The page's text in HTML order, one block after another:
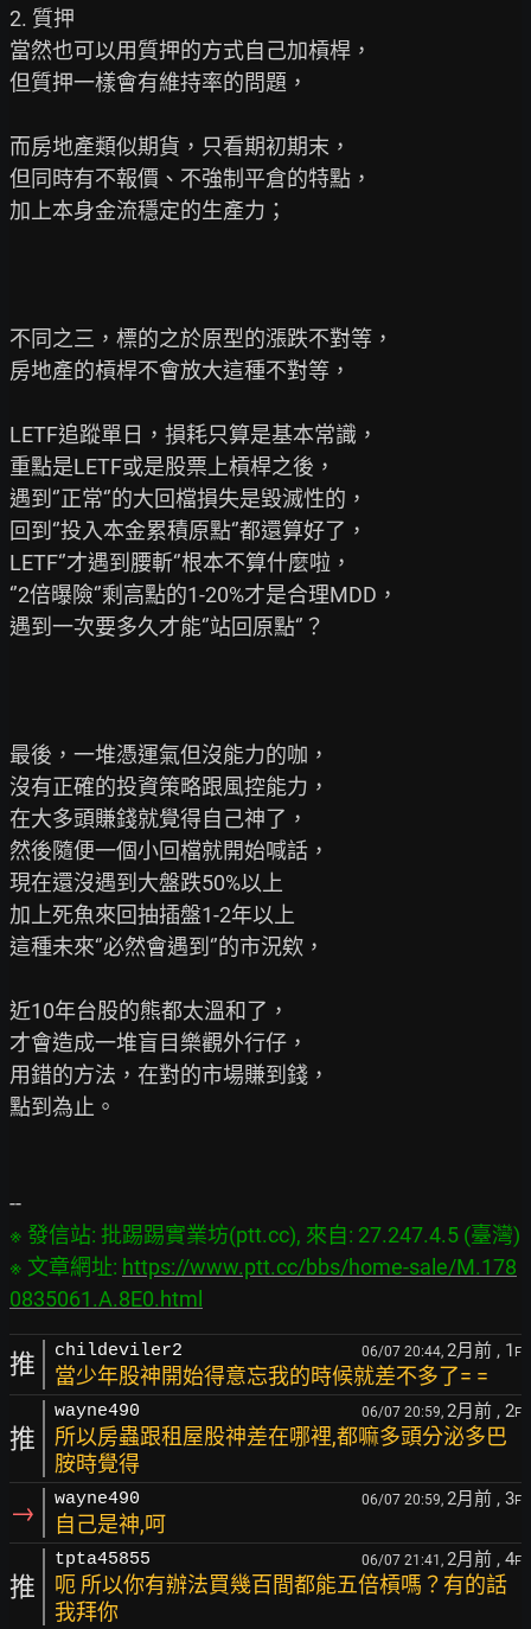
2. 質押
當然也可以用質押的方式自己加槓桿，
但質押一樣會有維持率的問題，
而房地產類似期貨，只看期初期末，
但同時有不報價、不強制平倉的特點，
加上本身金流穩定的生產力；
不同之三，標的之於原型的漲跌不對等，
房地產的槓桿不會放大這種不對等，
LETF追蹤單日，損耗只算是基本常識，
重點是LETF或是股票上槓桿之後，
遇到‘’正常‘’的大回檔損失是毀滅性的，
回到‘’投入本金累積原點‘’都還算好了，
LETF‘’才遇到腰斬‘’根本不算什麼啦，
‘’2倍曝險‘’剩高點的1-20%才是合理MDD，
遇到一次要多久才能‘’站回原點‘’？
最後，一堆憑運氣但沒能力的咖，
沒有正確的投資策略跟風控能力，
在大多頭賺錢就覺得自己神了，
然後隨便一個小回檔就開始喊話，
現在還沒遇到大盤跌50%以上
加上死魚來回抽插盤1-2年以上
這種未來‘’必然會遇到‘’的市況欸，
近10年台股的熊都太溫和了，
才會造成一堆盲目樂觀外行仔，
用錯的方法，在對的市場賺到錢，
點到為止。
※ 發信站: 批踢踢實業坊(ptt.cc), 來自: 27.247.4.5 (臺灣)
※ 文章網址: https://www.ptt.cc/bbs/home-sale/M.178
0835061.A.8E0.html
推 childeviler2 06/07 20:44, 2月前 , 1 F
當少年股神開始得意忘我的時候就差不多了= =
推
wayne490 06/07 20:59, 2月前 , 2F
所以房蟲跟租屋股神差在哪裡,都嘛多頭分泌多巴
胺時覺得
→ wayne490 06/07 20:59, 2月前 , 3F
自己是神,呵
推
tpta45855 06/07 21:41, 2月前 , 4F
呃 所以你有辦法買幾百間都能五倍槓嗎？有的話
我拜你